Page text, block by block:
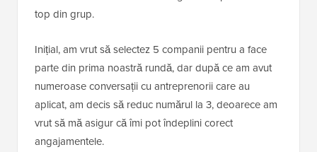
top din grup.
Inițial, am vrut să selectez 5 companii pentru a face
parte din prima noastră rundă, dar după ce am avut
numeroase conversații cu antreprenorii care au
aplicat, am decis să reduc numărul la 3, deoarece am
vrut să mă asigur că îmi pot îndeplini corect
angajamentele.